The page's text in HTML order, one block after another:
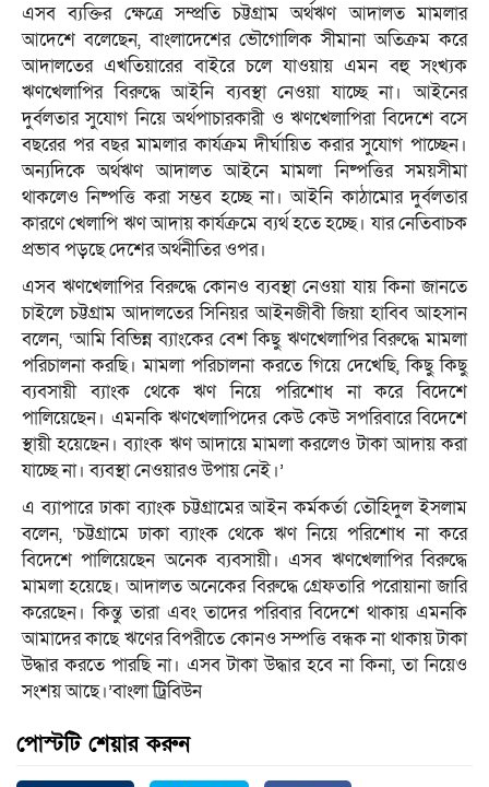
এসব ব্যক্তির ক্ষেত্রে সম্প্রতি চট্টগ্রাম অর্থঋণ আদালত মামলার
আদেশে বলেছেন, বাংলাদেশের ভৌগোলিক সীমানা অতিক্রম করে
আদালতের এখতিয়ারের বাইরে চলে যাওয়ায় এমন বহু সংখ্যক
ঋণখেলাপির বিরুদ্ধে আইনি ব্যবস্থা নেওয়া যাচ্ছে না। আইনের
দুর্বলতার সুযোগ নিয়ে অর্থপাচারকারী ও ঋণখেলাপিরা বিদেশে বসে
বছরের পর বছর মামলার কার্যক্রম দীর্ঘায়িত করার সুযোগ পাচ্ছেন।
অন্যদিকে অর্থঋণ আদালত আইনে মামলা নিষ্পত্তির সময়সীমা
থাকলেও নিষ্পত্তি করা সম্ভব হচ্ছে না। আইনি কাঠামোর দুর্বলতার
কারণে খেলাপি ঋণ আদায় কার্যক্রমে ব্যর্থ হতে হচ্ছে। যার নেতিবাচক
প্রভাব পড়ছে দেশের অর্থনীতির ওপর।
এসব ঋণখেলাপির বিরুদ্ধে কোনও ব্যবস্থা নেওয়া যায় কিনা জানতে
চাইলে চট্টগ্রাম আদালতের সিনিয়র আইনজীবী জিয়া হাবিব আহসান
বলেন, ‘আমি বিভিন্ন ব্যাংকের বেশ কিছু ঋণখেলাপির বিরুদ্ধে মামলা
পরিচালনা করছি। মামলা পরিচালনা করতে গিয়ে দেখেছি, কিছু কিছু
ব্যবসায়ী ব্যাংক থেকে ঋণ নিয়ে পরিশোধ না করে বিদেশে
পালিয়েছেন। এমনকি ঋণখেলাপিদের কেউ কেউ সপরিবারে বিদেশে
স্থায়ী হয়েছেন। ব্যাংক ঋণ আদায়ে মামলা করলেও টাকা আদায় করা
যাচ্ছে না। ব্যবস্থা নেওয়ারও উপায় নেই।’
এ ব্যাপারে ঢাকা ব্যাংক চট্টগ্রামের আইন কর্মকর্তা তৌহিদুল ইসলাম
বলেন, ‘চট্টগ্রামে ঢাকা ব্যাংক থেকে ঋণ নিয়ে পরিশোধ না করে
বিদেশে পালিয়েছেন অনেক ব্যবসায়ী। এসব ঋণখেলাপির বিরুদ্ধে
মামলা হয়েছে। আদালত অনেকের বিরুদ্ধে গ্রেফতারি পরোয়ানা জারি
করেছেন। কিন্তু তারা এবং তাদের পরিবার বিদেশে থাকায় এমনকি
আমাদের কাছে ঋণের বিপরীতে কোনও সম্পত্তি বন্ধক না থাকায় টাকা
উদ্ধার করতে পারছি না। এসব টাকা উদ্ধার হবে না কিনা, তা নিয়েও
সংশয় আছে।’বাংলা ট্রিবিউন
পোস্টটি শেয়ার করুন